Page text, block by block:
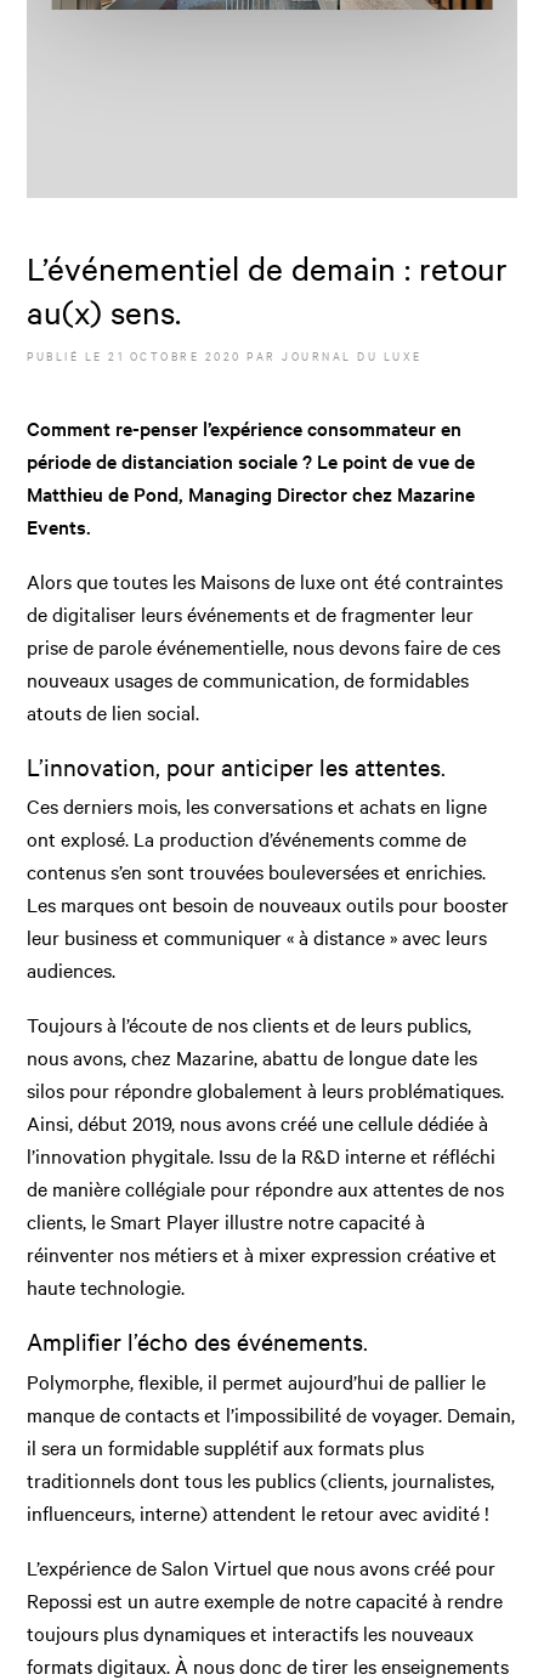
L’événementiel de demain : retour
au(x) sens.
PUBLIÉ LE21 OCTOBRE 2020 PAR JOURNAL DU LUXE
Comment re-penser l’expérience consommateur en
période de distanciation sociale ? Le point de vue de
Matthieu de Pond, Managing Director chez Mazarine
Events.
Alors que toutes les Maisons de luxe ont été contraintes
de digitaliser leurs événements et de fragmenter leur
prise de parole événementielle, nous devons faire de ces
nouveaux usages de communication, de formidables
atouts de lien social.
L’innovation, pour anticiper les attentes.
Ces derniers mois, les conversations et achats en ligne
ont explosé. La production d’événements comme de
contenus s’en sont trouvées bouleversées et enrichies.
Les marques ont besoin de nouveaux outils pour booster
leur business et communiquer « à distance » avec leurs
audiences.
Toujours à l’écoute de nos clients et de leurs publics,
nous avons, chez Mazarine, abattu de longue date les
silos pour répondre globalement à leurs problématiques.
Ainsi, début 2019, nous avons créé une cellule dédiée à
l’innovation phygitale. Issu de la R&D interne et réfléchi
de manière collégiale pour répondre aux attentes de nos
clients, le Smart Player illustre notre capacité à
réinventer nos métiers et à mixer expression créative et
haute technologie.
Amplifier l’écho des événements.
Polymorphe, flexible, il permet aujourd’hui de pallier le
manque de contacts et l’impossibilité de voyager. Demain,
il sera un formidable supplétif aux formats plus
traditionnels dont tous les publics (clients, journalistes,
influenceurs, interne) attendent le retour avec avidité !
L’expérience de Salon Virtuel que nous avons créé pour
Repossi est un autre exemple de notre capacité à rendre
toujours plus dynamiques et interactifs les nouveaux
formats digitaux. À nous donc de tirer les enseignements